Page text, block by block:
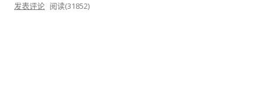
发表评论 阅读(31852)